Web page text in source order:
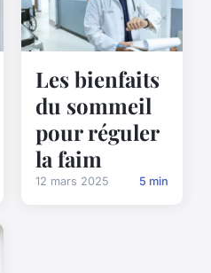
Les bienfaits
du sommeil
pour réguler
la faim
12 mars 2025 5 min